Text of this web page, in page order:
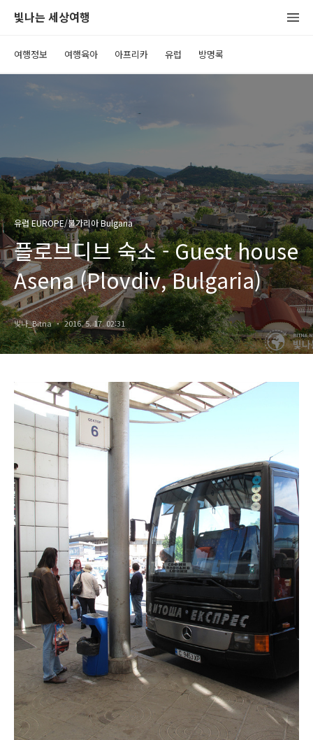
빛나는 세상여행
여행정보 여행육아 아프리카 유럽 방명록
유럽 EUROPE/불가리아 Bulgaria
플로브디브 숙소 - Guest house
Asena (Plovdiv, Bulgaria)
빛나_Bitna 2016. 5. 17. 02:31